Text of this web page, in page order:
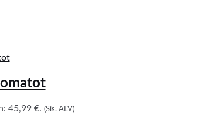
45,99 €. (Sis. ALV)